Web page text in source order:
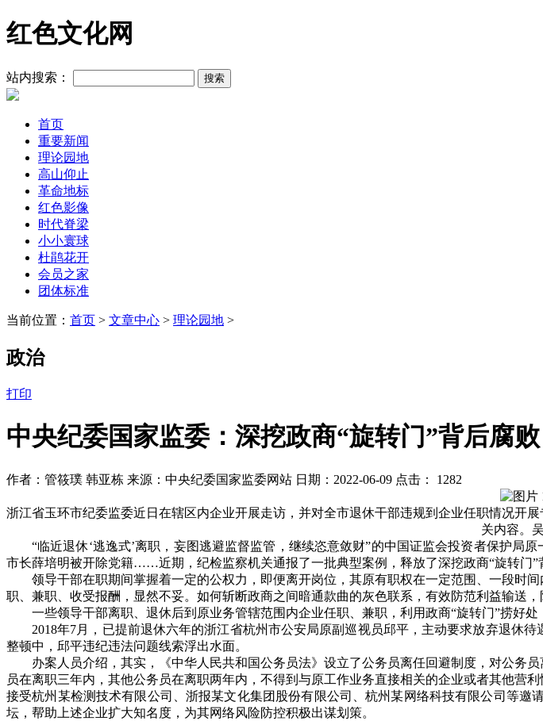
红色文化网
站内搜索：
首页
重要新闻
理论园地
高山仰止
革命地标
红色影像
时代脊梁
小小寰球
杜鹃花开
会员之家
团体标准
当前位置： 首页 > 文章中心 > 理论园地 >
政治
打印
中央纪委国家监委：深挖政商“旋转门”背后腐败
作者：管筱璞 韩亚栋 来源：中央纪委国家监委网站 日期：2022-06-09 点击： 1282
浙江省玉环市纪委监委近日在辖区内企业开展走访，并对全市退休干部违规到企业任职情况开
关内容。
“临近退休‘逃逸式’离职，妄图逃避监督监管，继续恣意敛财”的中国证监会投资者保护局原
市长薛培明被开除党籍……近期，纪检监察机关通报了一批典型案例，释放了深挖政商“旋转门”
领导干部在职期间掌握着一定的公权力，即便离开岗位，其原有职权在一定范围、一段时
职、兼职、收受报酬，显然不妥。如何斩断政商之间暗通款曲的灰色联系，有效防范利益输送，
一些领导干部离职、退休后到原业务管辖范围内企业任职、兼职，利用政商“旋转门”捞好处
2018年7月，已提前退休六年的浙江省杭州市公安局原副巡视员邱平，主动要求放弃退休
整顿中，邱平违纪违法问题线索浮出水面。
办案人员介绍，其实，《中华人民共和国公务员法》设立了公务员离任回避制度，对公务
员在离职三年内，其他公务员在离职两年内，不得到与原工作业务直接相关的企业或者其他
接受杭州某检测技术有限公司、浙报某文化集团股份有限公司、杭州某网络科技有限公司等邀
坛，帮助上述企业扩大知名度，为其网络风险防控积极出谋划策。